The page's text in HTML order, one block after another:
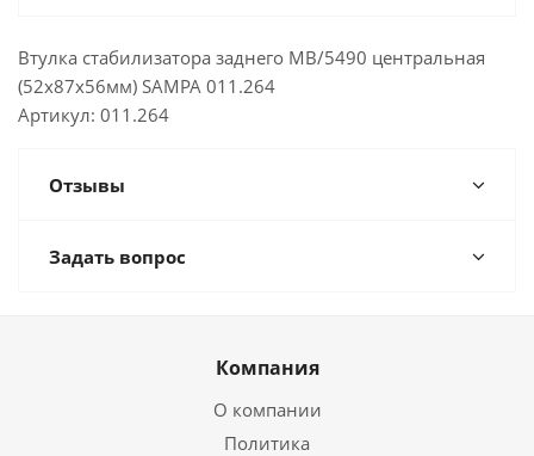
Втулка стабилизатора заднего MB/5490 центральная
(52x87x56мм) SAMPA 011.264
Артикул: 011.264
Отзывы
Задать вопрос
Компания
О компании
Политика